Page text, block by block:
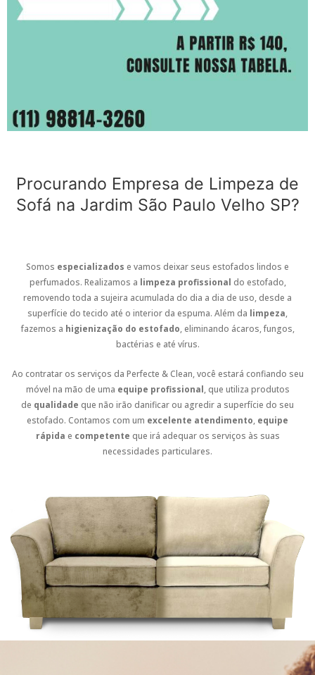
Procurando Empresa de Limpeza de
Sofá na Jardim São Paulo Velho SP?
Somos especializados e vamos deixar seus estofados lindos e
perfumados. Realizamos a limpeza profissional do estofado,
removendo toda a sujeira acumulada do dia a dia de uso, desde a
superfície do tecido até o interior da espuma. Além da limpeza,
fazemos a higienização do estofado, eliminando ácaros, fungos,
bactérias e até vírus.
Ao contratar os serviços da Perfecte & Clean, você estará confiando seu
móvel na mão de uma equipe profissional, que utiliza produtos
de qualidade que não irão danificar ou agredir a superfície do seu
estofado. Contamos com um excelente atendimento, equipe
rápida e competente que irá adequar os serviços às suas
necessidades particulares.